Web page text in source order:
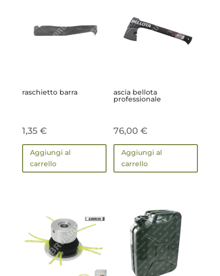
raschietto barra
1,35 €
Aggiungi al
carrello
ascia bellota
professionale
76,00€
Aggiungi al
carrello